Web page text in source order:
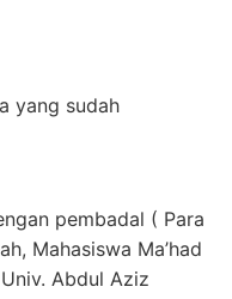
yang sudah
pembadal ( Para
Mahasiswa Ma’had
Abdul Aziz